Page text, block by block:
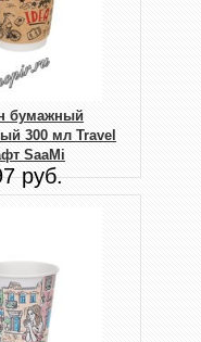
бумажный
300 мл Travel
SaaMi
руб.